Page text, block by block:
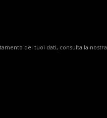
dei tuoi dati, consulta la nostra